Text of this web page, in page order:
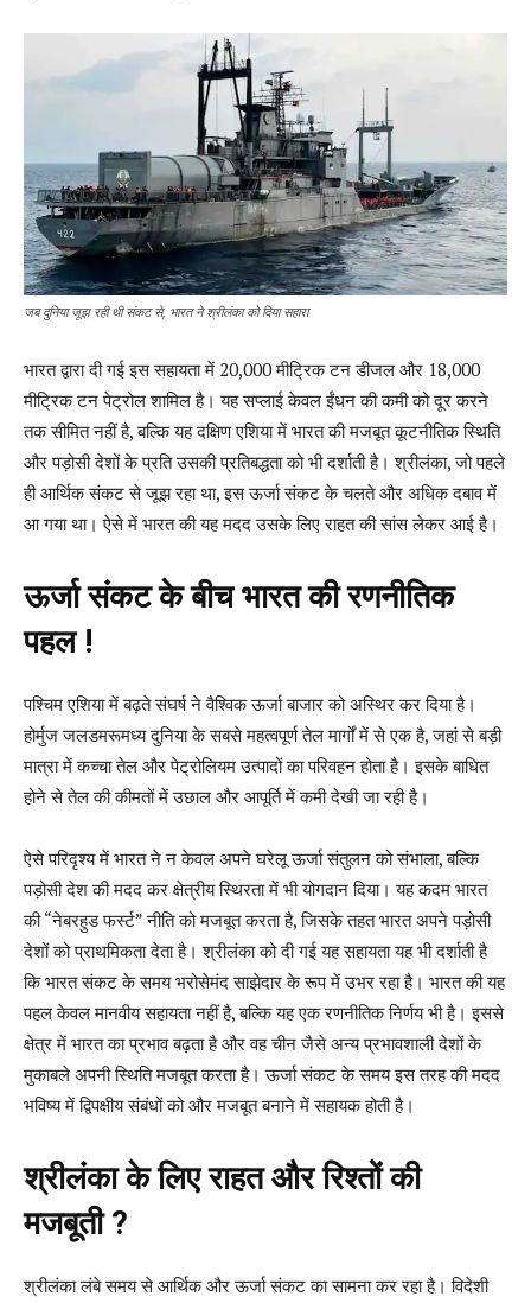
जब दुनिया जूझ रही थी संकट से, भारत ने श्रीलंका को दिया सहारा
भारत द्वारा दी गई इस सहायता में 20,000 मीट्रिक टन डीजल और 18,000
मीट्रिक टन पेट्रोल शामिल है। यह सप्लाई केवल ईंधन की कमी को दूर करने
तक सीमित नहीं है, बल्कि यह दक्षिण एशिया में भारत की मजबूत कूटनीतिक स्थिति
और पड़ोसी देशों के प्रति उसकी प्रतिबद्धता को भी दर्शाती है। श्रीलंका, जो पहले
ही आर्थिक संकट से जूझ रहा था, इस ऊर्जा संकट के चलते और अधिक दबाव में
आ गया था। ऐसे में भारत की यह मदद उसके लिए राहत की सांस लेकर आई है।
ऊर्जा संकट के बीच भारत की रणनीतिक
पहल !
पश्चिम एशिया में बढ़ते संघर्ष ने वैश्विक ऊर्जा बाजार को अस्थिर कर दिया है।
होर्मुज जलडमरूमध्य दुनिया के सबसे महत्वपूर्ण तेल मार्गों में से एक है, जहां से बड़ी
मात्रा में कच्चा तेल और पेट्रोलियम उत्पादों का परिवहन होता है। इसके बाधित
होने से तेल की कीमतों में उछाल और आपूर्ति में कमी देखी जा रही है।
ऐसे परिदृश्य में भारत ने न केवल अपने घरेलू ऊर्जा संतुलन को संभाला, बल्कि
पड़ोसी देश की मदद कर क्षेत्रीय स्थिरता में भी योगदान दिया। यह कदम भारत
की “नेबरहुड फर्स्ट” नीति को मजबूत करता है, जिसके तहत भारत अपने पड़ोसी
देशों को प्राथमिकता देता है। श्रीलंका को दी गई यह सहायता यह भी दर्शाती है
कि भारत संकट के समय भरोसेमंद साझेदार के रूप में उभर रहा है। भारत की यह
पहल केवल मानवीय सहायता नहीं है, बल्कि यह एक रणनीतिक निर्णय भी है। इससे
क्षेत्र में भारत का प्रभाव बढ़ता है और वह चीन जैसे अन्य प्रभावशाली देशों के
मुकाबले अपनी स्थिति मजबूत करता है। ऊर्जा संकट के समय इस तरह की मदद
भविष्य में द्विपक्षीय संबंधों को और मजबूत बनाने में सहायक होती है।
श्रीलंका के लिए राहत और रिश्तों की
मजबूती ?
श्रीलंका लंबे समय से आर्थिक और ऊर्जा संकट का सामना कर रहा है। विदेशी